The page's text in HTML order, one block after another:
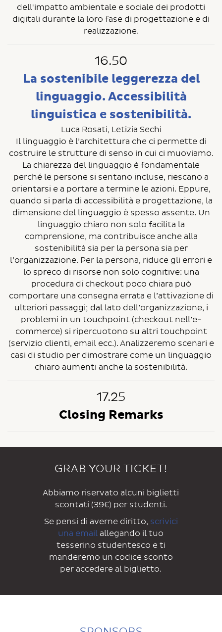
dell'impatto ambientale e sociale dei prodotti
digitali durante la loro fase di progettazione e di
realizzazione.
16.50
La sostenibile leggerezza del
linguaggio. Accessibilità
linguistica e sostenibilità.
Luca Rosati, Letizia Sechi
Il linguaggio è l’architettura che ci permette di
costruire le strutture di senso in cui ci muoviamo.
La chiarezza del linguaggio è fondamentale
perché le persone si sentano incluse, riescano a
orientarsi e a portare a termine le azioni. Eppure,
quando si parla di accessibilità e progettazione, la
dimensione del linguaggio è spesso assente. Un
linguaggio chiaro non solo facilita la
comprensione, ma contribuisce anche alla
sostenibilità sia per la persona sia per
l’organizzazione. Per la persona, riduce gli errori e
lo spreco di risorse non solo cognitive: una
procedura di checkout poco chiara può
comportare una consegna errata e l’attivazione di
ulteriori passaggi; dal lato dell’organizzazione, i
problemi in un touchpoint (checkout nell’e-
commerce) si ripercuotono su altri touchpoint
(servizio clienti, email ecc.). Analizzeremo scenari e
casi di studio per dimostrare come un linguaggio
chiaro aumenti anche la sostenibilità.
17.25
Closing Remarks
GRAB YOUR TICKET!
Abbiamo riservato alcuni biglietti
scontati (39€) per studenti.
Se pensi di averne diritto, scrivici
una email
allegando il tuo
tesserino studentesco e ti
manderemo un codice sconto
per accedere al biglietto.